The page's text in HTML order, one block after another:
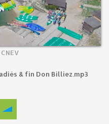
& fin Don Billiez.mp3